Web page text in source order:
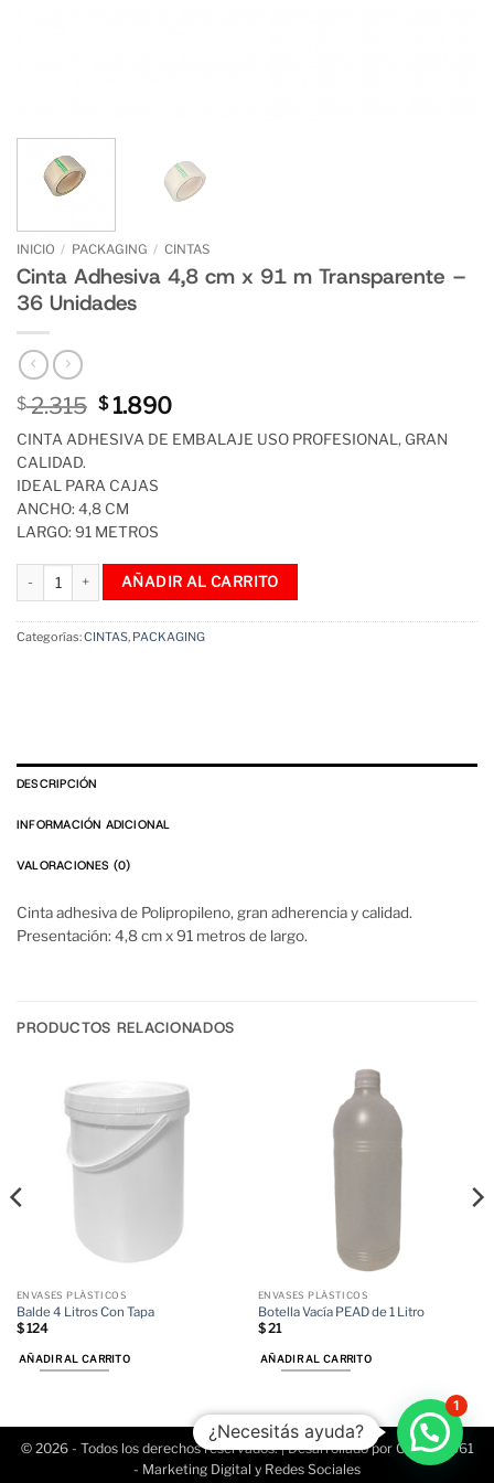
INICIO / PACKAGING / CINTAS
Cinta Adhesiva 4,8 cm x 91 m Transparente –
36 Unidades
$2.315 El
precio
original
$ 2.315.
$1.890El
actual
CINTA ADHESIVA DE EMBALAJE USO PROFESIONAL, GRAN
CALIDAD.
IDEAL PARA CAJAS
ANCHO: 4,8 CM
LARGO: 91 METROS
Cinta Adhesiva 4,8 cm x 91 m Transparente - 36 Unidades cantidad
AÑADIR AL CARRITO
Categorías:CINTAS, PACKAGING
DESCRIPCIÓN
INFORMACIÓN ADICIONAL
VALORACIONES (0)
Cinta adhesiva de Polipropileno, gran adherencia y calidad.
Presentación: 4,8 cm x 91 metros de largo.
PRODUCTOS RELACIONADOS
ENVASES PLÁSTICOS
Balde 4 Litros Con Tapa
$124
AÑADIR AL CARRITO
ENVASES PLÁSTICOS
Botella Vacía PEAD de 1 Litro
$21
AÑADIR AL CARRITO
© 2026 - Todos los derechos reservados. | Desarrollado por Conecta361
- Marketing Digital y Redes Sociales
¿Necesitás ayuda?
1